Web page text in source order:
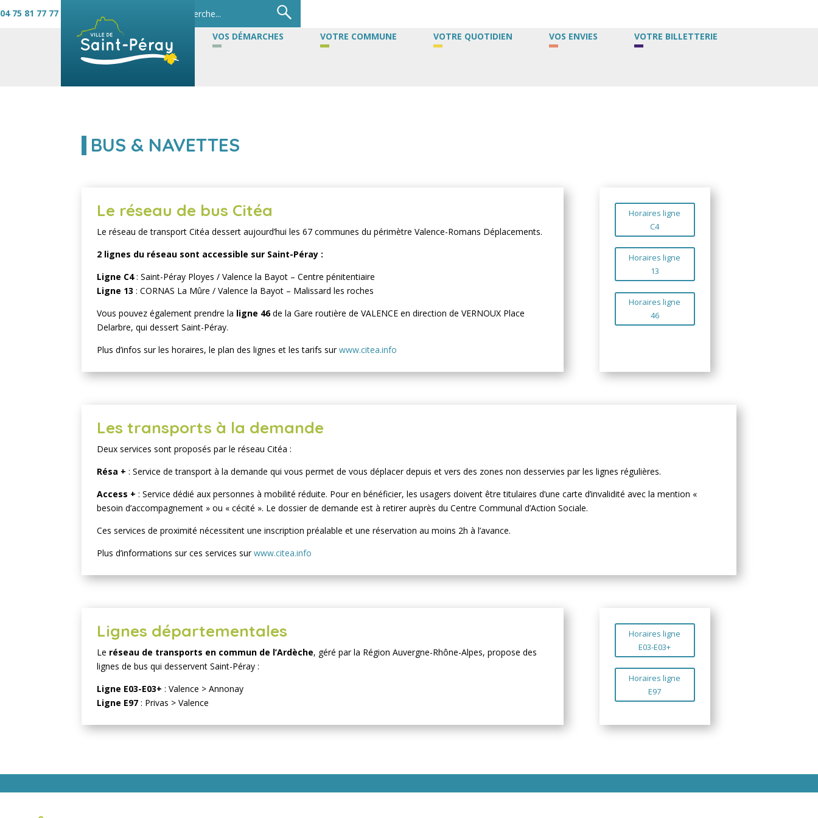
04 75 81 77 77
VOS DÉMARCHES VOTRE COMMUNE VOTRE QUOTIDIEN VOS ENVIES VOTRE BILLETTERIE
BUS & NAVETTES
Le réseau de bus Citéa
Le réseau de transport Citéa dessert aujourd’hui les 67 communes du périmètre Valence-Romans Déplacements.
2 lignes du réseau sont accessible sur Saint-Péray :
Ligne C4: Saint-Péray Ployes / Valence la Bayot – Centre pénitentiaire
Ligne 13 : CORNAS La Mûre / Valence la Bayot – Malissard les roches
Vous pouvez également prendre la ligne 46de la Gare routière de VALENCE en direction de VERNOUX Place
Delarbre, qui dessert Saint-Péray.
Plus d’infos sur les horaires, le plan des lignes et les tarifs surwww.citea.info
Horaires ligne
C4
Horaires ligne
13
Horaires ligne
46
Les transports à la demande
Deux services sont proposés par le réseau Citéa :
Résa + : Service de transport à la demande qui vous permet de vous déplacer depuis et vers des zones non desservies par les lignes régulières.
Access + : Service dédié aux personnes à mobilité réduite. Pour en bénéficier, les usagers doivent être titulaires d’une carte d’invalidité avec la mention «
besoin d’accompagnement » ou « cécité ». Le dossier de demande est à retirer auprès du Centre Communal d’Action Sociale.
Ces services de proximité nécessitent une inscription préalable et une réservation au moins 2h à l’avance.
Plus d’informations sur ces services surwww.citea.info
Lignes départementales
Le réseau de transports en commun de l’Ardèche, géré par la Région Auvergne-Rhône-Alpes, propose des
lignes de bus qui desservent Saint-Péray :
Ligne E03-E03+ : Valence > Annonay
Ligne E97 : Privas > Valence
Horaires ligne
E03-E03+
Horaires ligne
E97